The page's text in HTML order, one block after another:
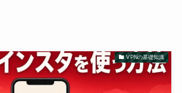
VPNの基礎知識